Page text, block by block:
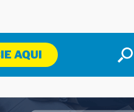
AQUI